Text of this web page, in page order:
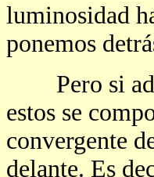
luminosidad
ponemos
Pero si
estos se
convergente
delante. Es